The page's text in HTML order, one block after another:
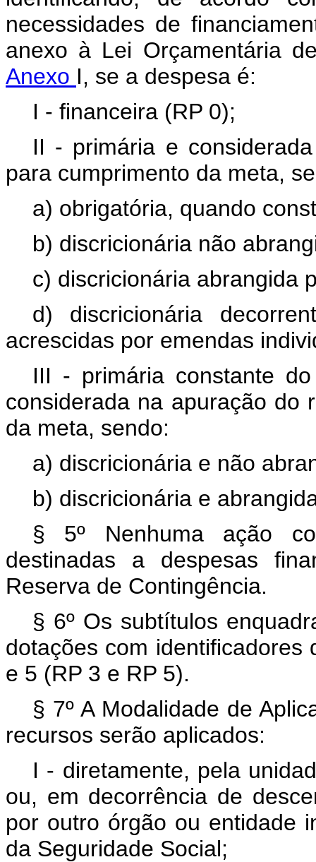
necessidades de
anexo à Lei Orçamentária
Anexo I, se a despesa é:
I - financeira (RP 0);
II - primária e
para cumprimento da meta,
a) obrigatória, quando
b) discricionária não
c) discricionária abrangida
d) discricionária
acrescidas por emendas
III - primária constante
considerada na apuração do
da meta, sendo:
a) discricionária e não
b) discricionária e
§ 5º Nenhuma ação
destinadas a despesas
Reserva de Contingência.
§ 6º Os subtítulos
dotações com
e 5 (RP 3 e RP 5).
§ 7º A Modalidade de
recursos serão aplicados:
I - diretamente, pela
ou, em decorrência de
por outro órgão ou entidade
da Seguridade Social;